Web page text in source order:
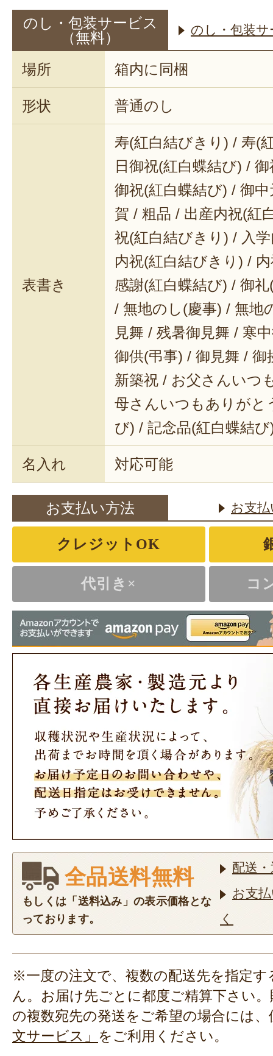
のし・包装サービス
（無料）
のし・包装
場所 箱内に同梱
形状 普通のし
表書き
寿(紅白結びきり) / 寿(
日御祝(紅白蝶結び) /
御祝(紅白蝶結び) / 御
賀 / 粗品 / 出産内祝(紅
祝(紅白結びきり) / 入
内祝(紅白結びきり) /
感謝(紅白蝶結び) / 御
/ 無地のし(慶事) / 無地
見舞 / 残暑御見舞 / 寒
御供(弔事) / 御見舞 / 御
新築祝 / お父さんいつ
母さんいつもありがと
び) / 記念品(紅白蝶結び
名入れ 対応可能
お支払い方法 お支
クレジットOK
代引き× コ
全品送料無料
もしくは「送料込み」の表示価格とな
っております。
配送
お支
く
※一度の注文で、複数の配送先を指定
ん。お届け先ごとに都度ご精算下さい
の複数宛先の発送をご希望の場合には、
文サービス」 をご利用ください。